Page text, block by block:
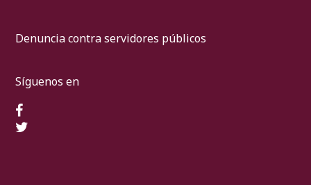
Denuncia contra servidores públicos
Síguenos en